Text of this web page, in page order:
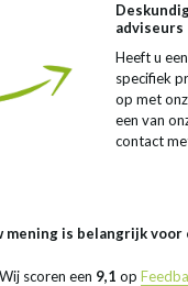
adviseurs
Heeft u
specifiek
op met
een van
contact
mening is belangrijk voor
Wij scoren een 9,1 op